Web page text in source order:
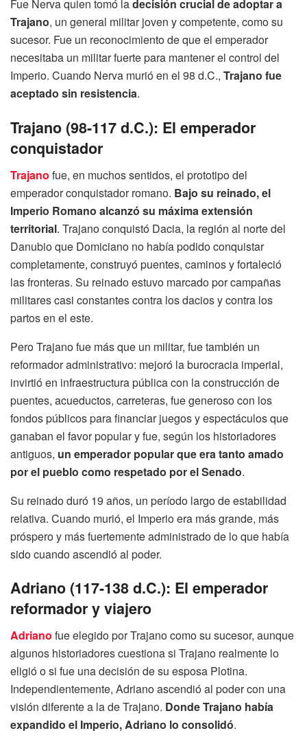
Fue Nerva quien tomó ladecisión crucial de adoptar a
Trajano, un general militar joven y competente, como su
sucesor. Fue un reconocimiento de que el emperador
necesitaba un militar fuerte para mantener el control del
Imperio. Cuando Nerva murió en el 98 d.C., Trajano fue
aceptado sin resistencia.
Trajano (98-117 d.C.): El emperador
conquistador
Trajano fue, en muchos sentidos, el prototipo del
emperador conquistador romano. Bajo su reinado, el
Imperio Romano alcanzó su máxima extensión
territorial. Trajano conquistó Dacia, la región al norte del
Danubio que Domiciano no había podido conquistar
completamente, construyó puentes, caminos y fortaleció
las fronteras. Su reinado estuvo marcado por campañas
militares casi constantes contra los dacios y contra los
partos en el este.
Pero Trajano fue más que un militar, fue también un
reformador administrativo: mejoró la burocracia imperial,
invirtió en infraestructura pública con la construcción de
puentes, acueductos, carreteras, fue generoso con los
fondos públicos para financiar juegos y espectáculos que
ganaban el favor popular y fue, según los historiadores
antiguos, un emperador popular que era tanto amado
por el pueblo como respetado por el Senado.
Su reinado duró 19 años, un período largo de estabilidad
relativa. Cuando murió, el Imperio era más grande, más
próspero y más fuertemente administrado de lo que había
sido cuando ascendió al poder.
Adriano (117-138 d.C.): El emperador
reformador y viajero
Adriano fue elegido por Trajano como su sucesor, aunque
algunos historiadores cuestiona si Trajano realmente lo
eligió o si fue una decisión de su esposa Plotina.
Independientemente, Adriano ascendió al poder con una
visión diferente a la de Trajano. Donde Trajano había
expandido el Imperio, Adriano lo consolidó.